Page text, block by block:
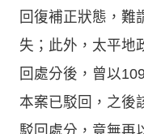
回復補正狀態，難
失；此外，太平地
回處分後，曾以
本案已駁回，之後
駁回處分，竟無再